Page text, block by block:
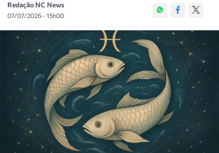
Redação NC News
07/07/2026 - 15h00